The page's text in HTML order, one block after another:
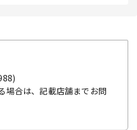
場合は、記載店舗までお問